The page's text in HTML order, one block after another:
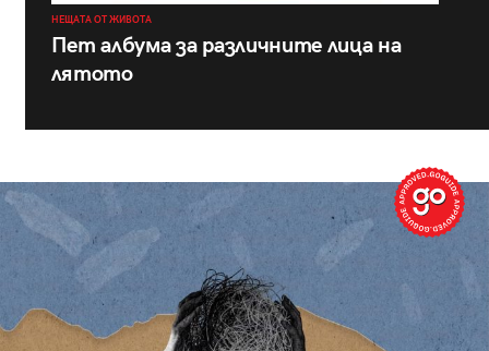
НЕЩАТА ОТ ЖИВОТА
Пет албума за различните лица на
лятото